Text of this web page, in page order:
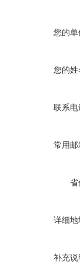
您的单
您的姓
联系电
常用邮
省
详细地
补充说